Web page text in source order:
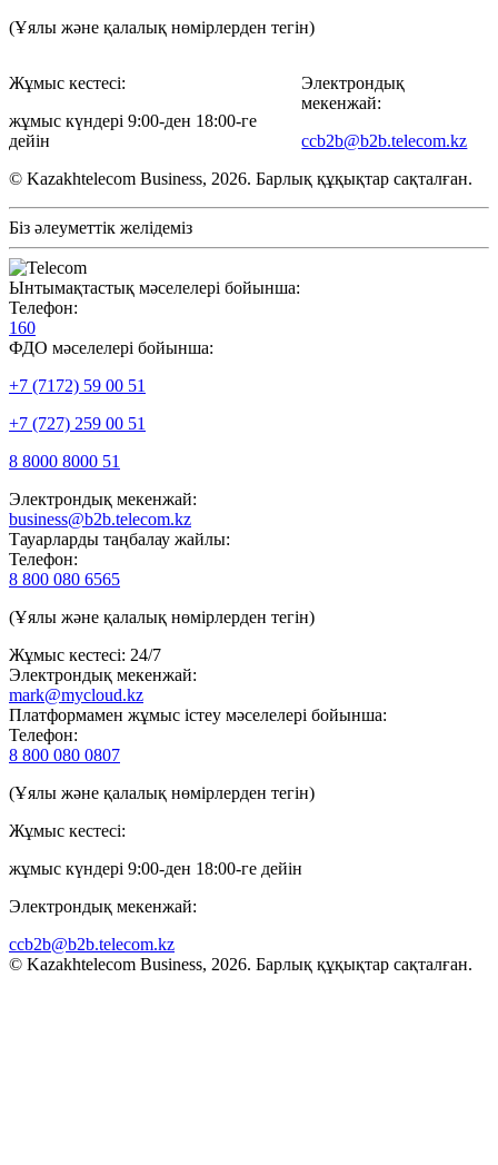
(Ұялы және қалалық нөмірлерден тегін)
Жұмыс кестесі:
жұмыс күндері 9:00-ден 18:00-ге
дейін
Электрондық
мекенжай:
ccb2b@b2b.telecom.kz
© Kazakhtelecom Business, 2026. Барлық құқықтар сақталған.
Біз әлеуметтік желідеміз
Ынтымақтастық мәселелері бойынша:
Телефон:
160
ФДО мәселелері бойынша:
+7 (7172) 59 00 51
+7 (727) 259 00 51
8 8000 8000 51
Электрондық мекенжай:
business@b2b.telecom.kz
Тауарларды таңбалау жайлы:
Телефон:
8 800 080 6565
(Ұялы және қалалық нөмірлерден тегін)
Жұмыс кестесі: 24/7
Электрондық мекенжай:
mark@mycloud.kz
Платформамен жұмыс істеу мәселелері бойынша:
Телефон:
8 800 080 0807
(Ұялы және қалалық нөмірлерден тегін)
Жұмыс кестесі:
жұмыс күндері 9:00-ден 18:00-ге дейін
Электрондық мекенжай:
ccb2b@b2b.telecom.kz
© Kazakhtelecom Business, 2026. Барлық құқықтар сақталған.